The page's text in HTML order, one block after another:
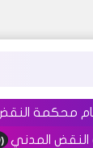
محكمة النقض
المدني (39)